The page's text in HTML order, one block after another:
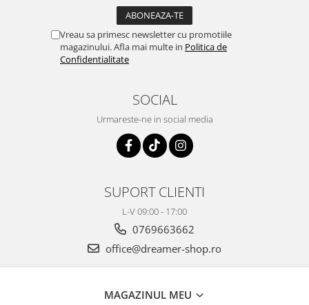
Vreau sa primesc newsletter cu promotiile
magazinului. Afla mai multe in Politica de
Confidentialitate
SOCIAL
Urmareste-ne in social media
SUPORT CLIENTI
L-V 09:00 - 17:00
0769663662
office@dreamer-shop.ro
MAGAZINUL MEU